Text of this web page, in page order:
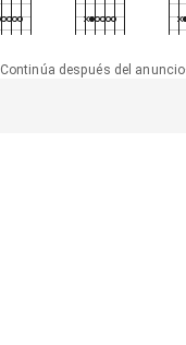
Continúa después del anuncio